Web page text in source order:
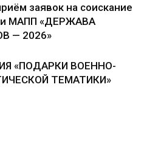
заявок на соискание
МАПП «ДЕРЖАВА
— 2026»
«ПОДАРКИ ВОЕННО-
ТЕМАТИКИ»